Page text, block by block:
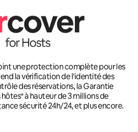
une protection complète pour les
la vérification de l'identité des
des réservations, la Garantie
à hauteur de 3 millions de
sécurité 24h/24, et plus encore.